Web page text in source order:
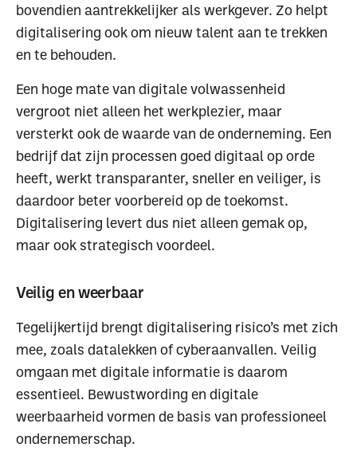
bovendien aantrekkelijker als werkgever. Zo helpt
digitalisering ook om nieuw talent aan te trekken
en te behouden.
Een hoge mate van digitale volwassenheid
vergroot niet alleen het werkplezier, maar
versterkt ook de waarde van de onderneming. Een
bedrijf dat zijn processen goed digitaal op orde
heeft, werkt transparanter, sneller en veiliger, is
daardoor beter voorbereid op de toekomst.
Digitalisering levert dus niet alleen gemak op,
maar ook strategisch voordeel.
Veilig en weerbaar
Tegelijkertijd brengt digitalisering risico’s met zich
mee, zoals datalekken of cyberaanvallen. Veilig
omgaan met digitale informatie is daarom
essentieel. Bewustwording en digitale
weerbaarheid vormen de basis van professioneel
ondernemerschap.